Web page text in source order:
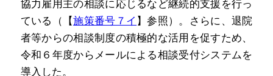
協力雇用主の相談に応じるなど継続的支援を行っ
ている（【施策番号７イ 】参照）。さらに、退院
者等からの相談制度の積極的な活用を促すため、
令和６年度からメールによる相談受付システムを
導入した。